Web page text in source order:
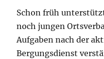
Schon früh
noch jungen
Aufgaben nach der
Bergungsdienst